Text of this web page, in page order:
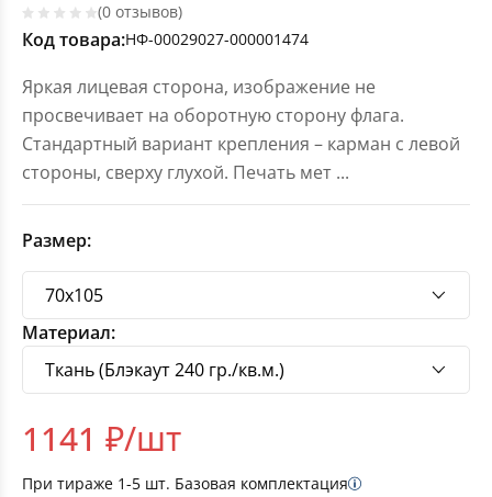
(0 отзывов)
Код товара:НФ-00029027-000001474
Яркая лицевая сторона, изображение не
просвечивает на оборотную сторону флага.
Стандартный вариант крепления – карман с левой
стороны, сверху глухой. Печать мет ...
Размер:
Материал:
1141 ₽/шт
При тираже 1-5 шт. Базовая комплектация